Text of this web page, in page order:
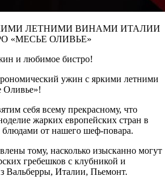
ЛЕТНИМИ ВИНАМИ ИТАЛИИ
«МЕСЬЕ ОЛИВЬЕ»
и любимое бистро!
ужин с яркими летними
Оливье»!
себя всему прекрасному, что
жарких европейских стран в
блюдами от нашего шеф-повара.
тому, насколько изысканно могут
гребешков с клубникой и
Вальберры, Италии, Пьемонт.